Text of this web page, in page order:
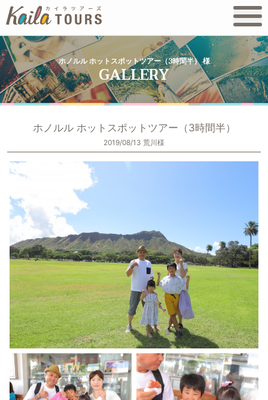
ホノルル ホットスポットツアー（3時間半） 様
ホノルル ホットスポットツアー（3時間半）
2019/08/13 荒川様